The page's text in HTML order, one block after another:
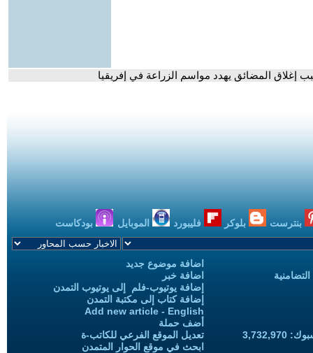
إغلاق المضائق يهدد مواسم الزراعة في إفريقيا
بنترست بلوكر فليبورد الموبايل بودكاست
اضافة موضوع جديد
اضافة خبر
إضافة يوتيوب-فلم إلى يوتيوب التمدن
إضافة كتاب إلى مكتبة التمدن
Add new article - English
أضف حملة
تعديل الموقع الفرعي للكاتب-ة
ابحث في موقع الحوار المتمدن